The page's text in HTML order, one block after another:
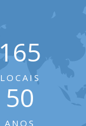
165
LOCAIS
50
ANOS